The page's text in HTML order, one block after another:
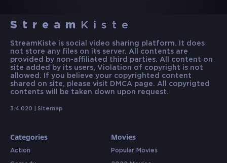
Stream Kiste
StreamKiste is social video sharing platform. It does
not store any files on its server. All contents are
provided by non-affiliated third parties. All content on
site added by its users, Violation of copyright is not
allowed. If you believe your copyrighted content
shared on site, please visit DMCA page. All copyrigted
contents will be taken down upon request.
3.4.020 | Sitemap
Categories
Action
Movies
Popular Movies